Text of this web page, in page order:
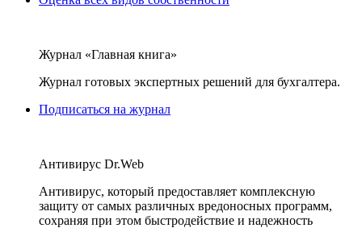
Журнал «Главная книга»
Журнал готовых экспертных решений для бухгалтера.
Подписаться на журнал
Антивирус Dr.Web
Антивирус, который предоставляет комплексную
защиту от самых различных вредоносных программ,
сохраняя при этом быстродействие и надежность